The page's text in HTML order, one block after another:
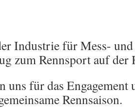
Industrie für Mess-
zum Rennsport auf der
uns für das Engagement
Rennsaison.